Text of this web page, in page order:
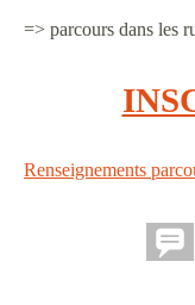
=> parcours dans les
Renseignements